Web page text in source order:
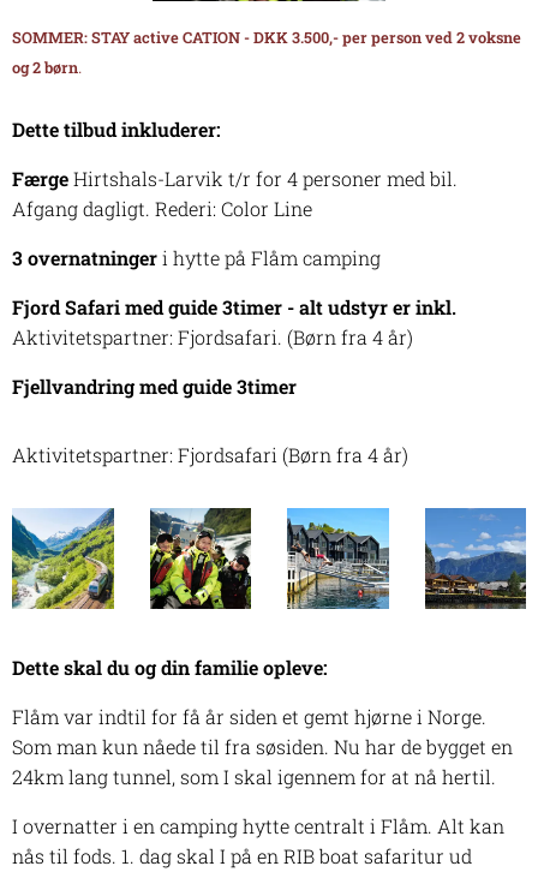
SOMMER: STAY active CATION - DKK 3.500,- per person ved 2 voksne
og 2 børn.
Dette tilbud inkluderer:
FærgeHirtshals-Larvik t/r for 4 personer med bil.
Afgang dagligt. Rederi: Color Line
3 overnatningeri hytte på Flåm camping
Fjord Safari med guide 3timer - alt udstyr er inkl.
Aktivitetspartner: Fjordsafari. (Børn fra 4 år)
Fjellvandring med guide 3timer
Aktivitetspartner: Fjordsafari (Børn fra 4 år)
Dette skal du og din familie opleve:
Flåm var indtil for få år siden et gemt hjørne i Norge.
Som man kun nåede til fra søsiden. Nu har de bygget en
24km lang tunnel, som I skal igennem for at nå hertil.
I overnatter i en camping hytte centralt i Flåm. Alt kan
nås til fods. 1. dag skal I på en RIB boat safaritur ud